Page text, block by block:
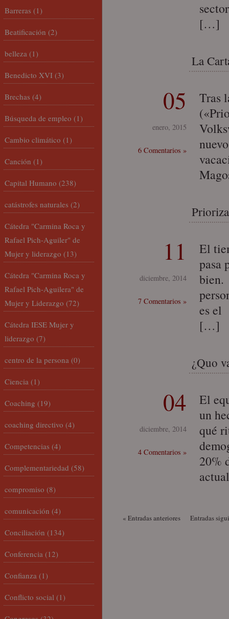
[…]
La
05
enero, 2015
6 Comentarios »
Tras
11
diciembre, 2014
7 Comentarios »
El
pasa
bien.
es el
[…]
¿Quo
04
diciembre, 2014
4 Comentarios »
El
un
qué
20%
« Entradas anteriores Entradas
Barreras (1)
Beatificación (2)
belleza (1)
Benedicto XVI (3)
Brechas (4)
Búsqueda de empleo (1)
Cambio climático (1)
Canción (1)
Capital Humano (238)
catástrofes naturales (2)
Cátedra "Carmina Roca y
Rafael Pich-Aguiler" de
Mujer y liderazgo (13)
Cátedra "Carmina Roca y
Rafael Pich-Aguilera" de
Mujer y Liderazgo (72)
Cátedra IESE Mujer y
liderazgo (7)
centro de la persona (0)
Ciencia (1)
Coaching (19)
coaching directivo (4)
Competencias (4)
Complementariedad (58)
compromiso (8)
comunicación (4)
Conciliación (134)
Conferencia (12)
Confianza (1)
Conflicto social (1)